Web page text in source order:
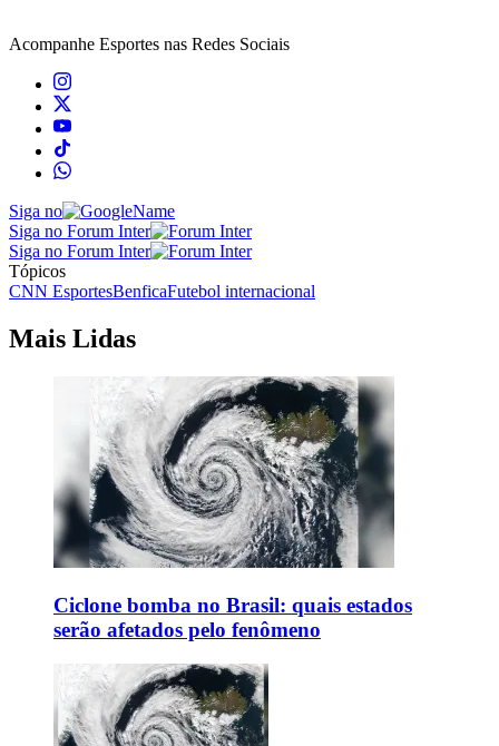
Acompanhe Esportes nas Redes Sociais
Siga no
Siga no Forum Inter
Siga no Forum Inter
Tópicos
CNN EsportesBenficaFutebol internacional
Mais Lidas
Ciclone bomba no Brasil: quais estados
serão afetados pelo fenômeno